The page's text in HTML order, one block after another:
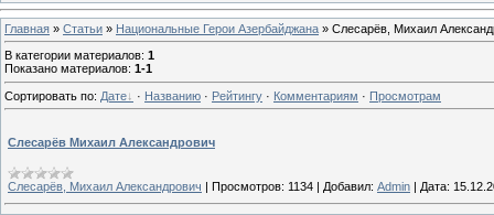
Главная » Статьи » Национальные Герои Азербайджана » Слесарёв, Михаил
В категории материалов: 1
Показано материалов: 1-1
Сортировать по: Дате · Названию · Рейтингу · Комментариям · Просмотрам
Слесарёв Михаил Александрович
Слесарёв, Михаил Александрович Просмотров: 1134 Добавил: Admin Дата: